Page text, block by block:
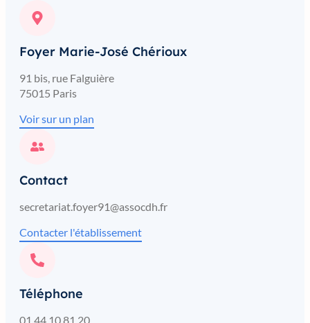
Foyer Marie-José Chérioux
91 bis, rue Falguière
75015 Paris
Voir sur un plan
Contact
secretariat.foyer91@assocdh.fr
Contacter l'établissement
Téléphone
01 44 10 81 20